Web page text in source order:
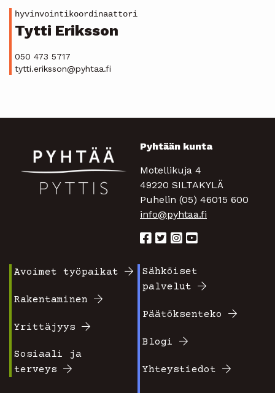
hyvinvointikoordinaattori
Tytti Eriksson
050 473 5717
tytti.eriksson@pyhtaa.fi
Pyhtään kunta
Motellikuja 4
49220 SILTAKYLÄ
Puhelin (05) 46015 600
info@pyhtaa.fi
valikko
1
Avoimet työpaikat
Rakentaminen
Yrittäjyys
Sosiaali ja
terveys
Footer
2
Sähköiset
palvelut
Päätöksenteko
Blogi
Yhteystiedot